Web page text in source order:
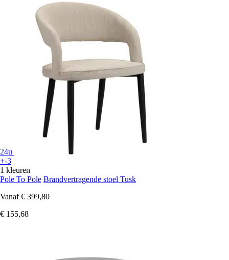
24u
+-3
1 kleuren
Pole To Pole Brandvertragende stoel Tusk
Vanaf € 399,80
€ 155,68